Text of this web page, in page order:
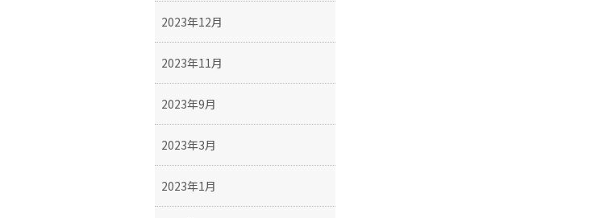
2023年12月
2023年11月
2023年9月
2023年3月
2023年1月